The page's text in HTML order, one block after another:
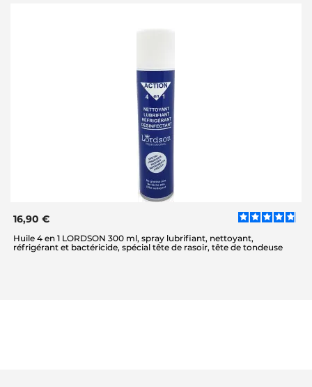
16,90 €
Huile 4 en 1 LORDSON 300 ml, spray lubrifiant, nettoyant,
réfrigérant et bactéricide, spécial tête de rasoir, tête de tondeuse